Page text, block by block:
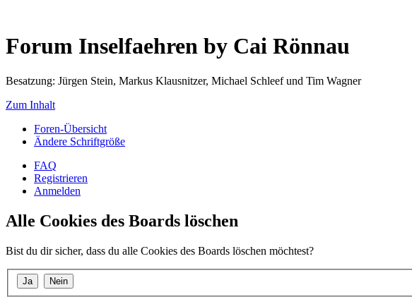
Forum Inselfaehren by Cai Rönnau
Besatzung: Jürgen Stein, Markus Klausnitzer, Michael Schleef und Tim Wagner
Zum Inhalt
Foren-Übersicht
Ändere Schriftgröße
FAQ
Registrieren
Anmelden
Alle Cookies des Boards löschen
Bist du dir sicher, dass du alle Cookies des Boards löschen möchtest?